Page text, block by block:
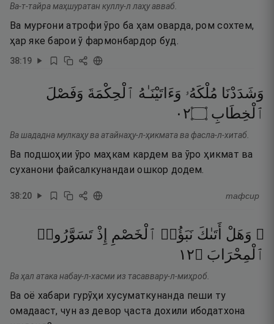
Ва-т-тайра маҳшуратан куллу-л лаҳу авваб.
Ва мурғони атрофи ӯро ба ҳам оварда, ром сохтем,
ҳар яке барои ӯ фармонбардор буд.
38:19
وَشَدَدْنَا مُلْكَهُۥ وَءَاتَيْنَـٰهُ ٱلْحِكْمَةَ وَفَصْلَ
ٱلْخِطَابِ ۝٢٠
Ва шададна мулкаҳу ва атайнаҳу-л-ҳикмата ва фасла-л-хитаб.
Ва подшоҳии ӯро маҳкам кардем ва ӯро ҳикмат ва
суханони файсалкунандаи ошкор додем.
38:20 тафсир
۞ وَهَلْ أَتَىٰكَ نَبَؤُا۟ ٱلْخَصْمِ إِذْ تَسَوَّرُوا۟
ٱلْمِحْرَابَ ۝٢١
Ва ҳал атака набау-л-хасми из тасаввару-л-миҳроб.
Ва оё хабари гурӯҳи хусуматкунанда пеши ту
омадааст, чун аз девор ҷаста дохили ибодатхона